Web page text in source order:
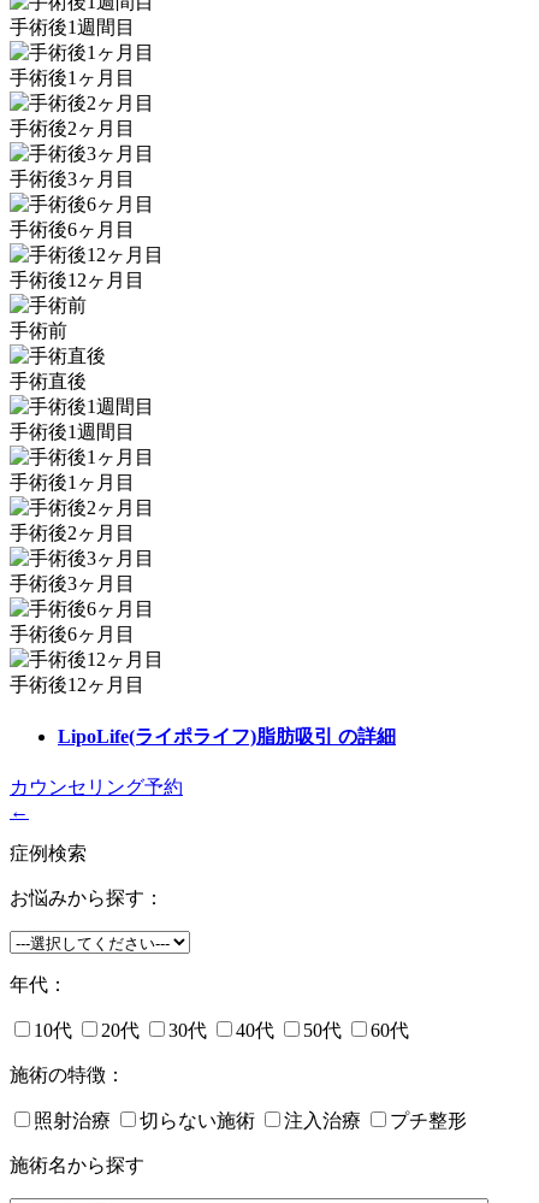
手術後1週間目
手術後1ヶ月目
手術後2ヶ月目
手術後3ヶ月目
手術後6ヶ月目
手術後12ヶ月目
手術前
手術直後
手術後1週間目
手術後1ヶ月目
手術後2ヶ月目
手術後3ヶ月目
手術後6ヶ月目
手術後12ヶ月目
LipoLife(ライポライフ)脂肪吸引 の詳細
カウンセリング予約
←
症例検索
お悩みから探す：
年代：
10代 20代 30代 40代 50代 60代
施術の特徴：
照射治療 切らない施術 注入治療 プチ整形
施術名から探す